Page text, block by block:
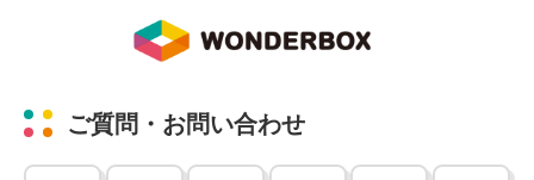
ご質問・お問い合わせ